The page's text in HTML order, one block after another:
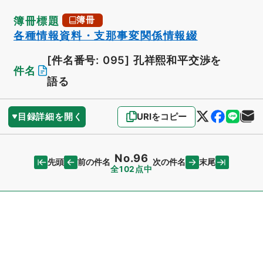
簿冊標題 簿冊
各種情報資料・支那事変関係情報綴
件名
[件名番号: 095] 孔祥熙和平交渉を
語る
目録詳細を開く URIをコピー
先頭 前の件名 No.96
全102点中
次の件名 末尾